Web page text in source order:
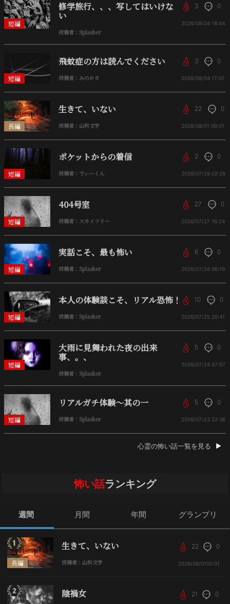
短編
修学旅行、、、写してはいけな
い
投稿者：Splasher
3 0
2026/08/04 18:44
短編
飛蚊症の方は読んでください
投稿者：みのかさ
3 0
2026/08/04 17:07
長編
生きて、いない
投稿者：山科文字
22 0
2026/08/01 00:01
短編
ポケットからの着信
投稿者：でぃーくん
2 0
2026/07/29 02:28
短編
404号室
投稿者：スカイツリー
27 0
2026/07/27 16:24
短編
実話こそ、最も怖い
投稿者：Splasher
6 0
2026/07/26 06:19
短編
本人の体験談こそ、リアル恐怖！
投稿者：Splasher
10 0
2026/07/25 20:41
短編
大雨に見舞われた夜の出来
事、。、
投稿者：Splasher
5 0
2026/07/24 07:57
短編
リアルガチ体験〜其の一
投稿者：Splasher
5 0
2026/07/23 22:36
心霊の怖い話一覧を見る
怖い話ランキング
週間 月間 年間 グランプリ
長編
生きて、いない
投稿者：山科文字
22 0
2026/08/01 00:01
陰禍女 21 0